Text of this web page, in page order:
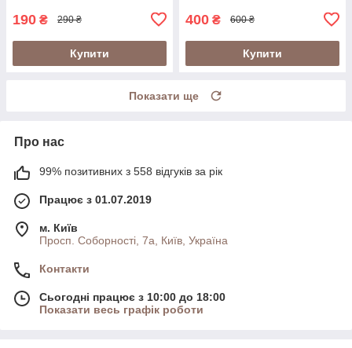
190 ₴ 290 ₴
Купити
400 ₴ 600 ₴
Купити
Показати ще
Про нас
99% позитивних з 558 відгуків за рік
Працює з 01.07.2019
м. Київ
Просп. Соборності, 7а, Київ, Україна
Контакти
Сьогодні працює з 10:00 до 18:00
Показати весь графік роботи